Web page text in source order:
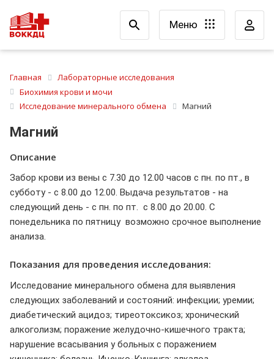
Меню
Главная
Лабораторные исследования
Биохимия крови и мочи
Исследование минерального обмена
Магний
Магний
Описание
Забор крови из вены с 7.30 до 12.00 часов с пн. по пт., в
субботу - с 8.00 до 12.00. Выдача результатов - на
следующий день - с пн. по пт. с 8.00 до 20.00. С
понедельника по пятницу возможно срочное выполнение
анализа.
Показания для проведения исследования:
Исследование минерального обмена для выявления
следующих заболеваний и состояний: инфекции; уремии;
диабетический ацидоз; тиреотоксикоз; хронический
алкоголизм; поражение желудочно-кишечного тракта;
нарушение всасывания у больных с поражением